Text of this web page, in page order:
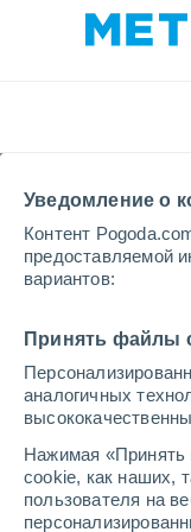
Уведомление о
Контент
предоставляемой
вариантов:
Принять файлы
аналогичных
Нажимая «Принять
cookie, как наших,
пользователя на